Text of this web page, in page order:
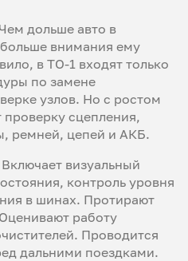
Чем дольше авто в
внимания ему
в ТО-1 входят только
по замене
узлов. Но с ростом
сцепления,
ремней, цепей и АКБ.
Включает визуальный
контроль уровня
в шинах. Протирают
работу
Проводится
дальними поездками.